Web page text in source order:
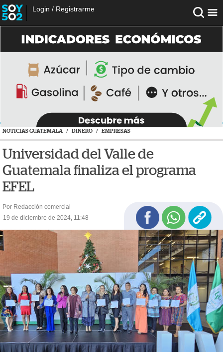
Login / Registrarme
NOTICIAS GUATEMALA / DINERO / EMPRESAS
Universidad del Valle de
Guatemala finaliza el programa
EFEL
Por Redacción comercial
19 de diciembre de 2024, 11:48